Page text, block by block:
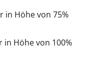
in Höhe von 75%
in Höhe von 100%